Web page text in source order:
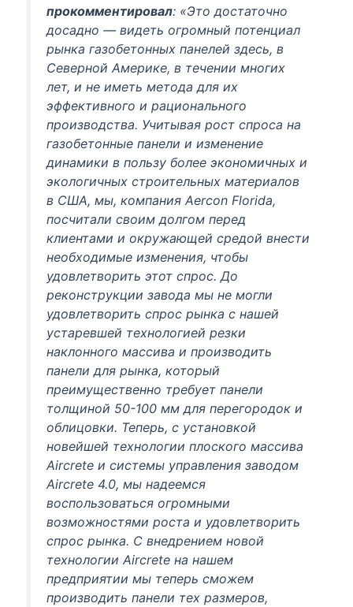
прокомментировал: «Это достаточно
досадно — видеть огромный потенциал
рынка газобетонных панелей здесь, в
Северной Америке, в течении многих
лет, и не иметь метода для их
эффективного и рационального
производства. Учитывая рост спроса на
газобетонные панели и изменение
динамики в пользу более экономичных и
экологичных строительных материалов
в США, мы, компанияAercon Florida,
посчитали своим долгом перед
клиентами и окружающей средой внести
необходимые изменения, чтобы
удовлетворить этот спрос. До
реконструкции завода мы не могли
удовлетворить спрос рынка с нашей
устаревшей технологией резки
наклонного массива и производить
панели для рынка, который
преимущественно требует панели
толщиной 50-100 мм для перегородок и
облицовки. Теперь, с установкой
новейшей технологии плоского массива
Aircrete и системы управления заводом
Aircrete 4.0, мы надеемся
воспользоваться огромными
возможностями роста и удовлетворить
спрос рынка. С внедрением новой
технологииAircrete на нашем
предприятии мы теперь сможем
производить панели тех размеров,